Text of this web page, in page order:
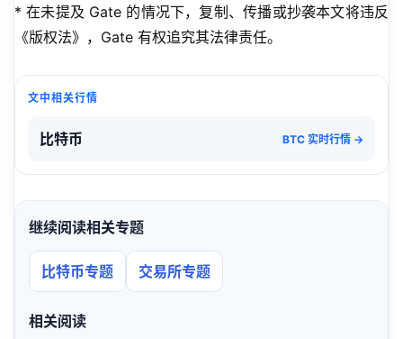
* 在未提及 Gate 的情况下，复制、传播或抄袭本文将违反
《版权法》，Gate 有权追究其法律责任。
文中相关行情
比特币 BTC 实时行情 →
继续阅读相关专题
比特币专题 交易所专题
相关阅读